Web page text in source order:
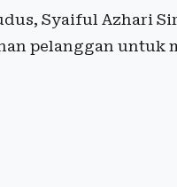
Syaiful Azhari
pelanggan untuk